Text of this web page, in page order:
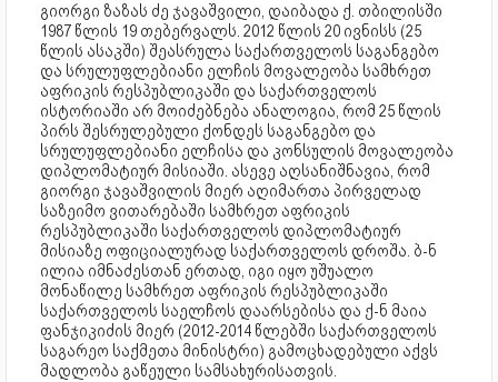
გიორგი ზაზას ძე ჯავაშვილი, დაიბადა ქ. თბილისში
1987 წლის 19 თებერვალს. 2012 წლის 20 ივნისს (25
წლის ასაკში) შეასრულა საქართველოს საგანგებო
და სრულუფლებიანი ელჩის მოვალეობა სამხრეთ
აფრიკის რესპუბლიკაში და საქართველოს
ისტორიაში არ მოიძებნება ანალოგია, რომ 25 წლის
პირს შესრულებული ქონდეს საგანგებო და
სრულუფლებიანი ელჩისა და კონსულის მოვალეობა
დიპლომატიურ მისიაში. ასევე აღსანიშნავია, რომ
გიორგი ჯავაშვილის მიერ აღიმართა პირველად
საზეიმო ვითარებაში სამხრეთ აფრიკის
რესპუბლიკაში საქართველოს დიპლომატიურ
მისიაზე ოფიციალურად საქართველოს დროშა. ბ-ნ
ილია იმნაძესთან ერთად, იგი იყო უშუალო
მონაწილე სამხრეთ აფრიკის რესპუბლიკაში
საქართველოს საელჩოს დაარსებისა და ქ-ნ მაია
ფანჯიკიძის მიერ (2012-2014 წლებში საქართველოს
საგარეო საქმეთა მინისტრი) გამოცხადებული აქვს
მადლობა გაწეული სამსახურისათვის.